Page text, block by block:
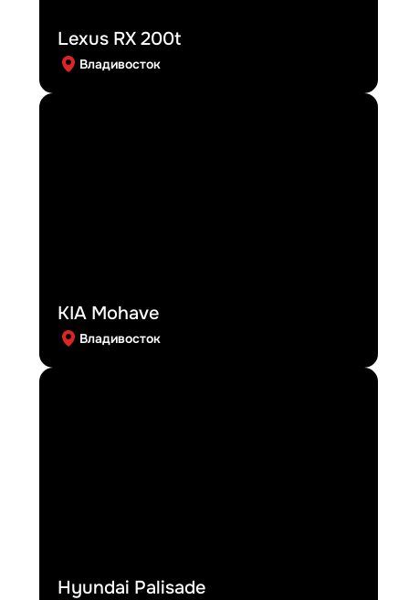
Lexus RX 200t
Владивосток
KIA Mohave
Владивосток
Hyundai Palisade